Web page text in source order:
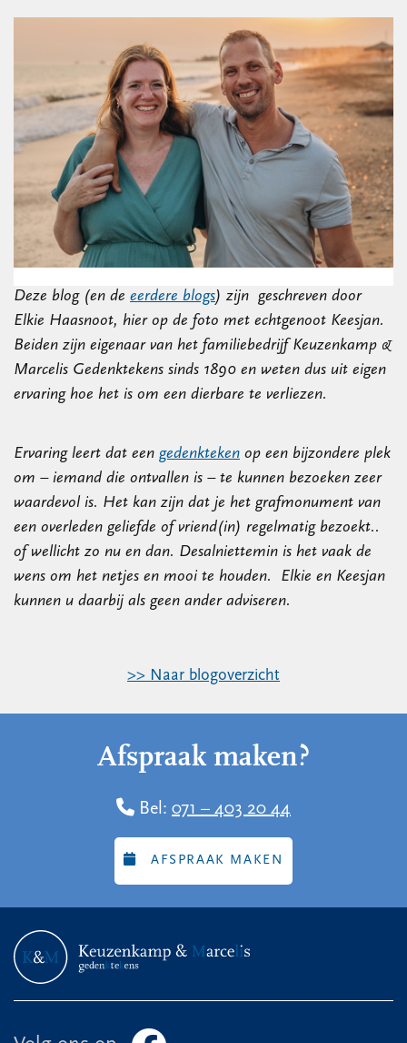
Deze blog (en de eerdere blogs) zijn geschreven door
Elkie Haasnoot, hier op de foto met echtgenoot Keesjan.
Beiden zijn eigenaar van het familiebedrijf Keuzenkamp &
Marcelis Gedenktekens sinds 1890 en weten dus uit eigen
ervaring hoe het is om een dierbare te verliezen.
Ervaring leert dat een gedenkteken op een bijzondere plek
om – iemand die ontvallen is – te kunnen bezoeken zeer
waardevol is. Het kan zijn dat je het grafmonument van
een overleden geliefde of vriend(in) regelmatig bezoekt..
of wellicht zo nu en dan. Desalniettemin is het vaak de
wens om het netjes en mooi te houden. Elkie en Keesjan
kunnen u daarbij als geen ander adviseren.
>> Naar blogoverzicht
Afspraak maken?
Bel: 071 – 403 20 44
AFSPRAAK MAKEN